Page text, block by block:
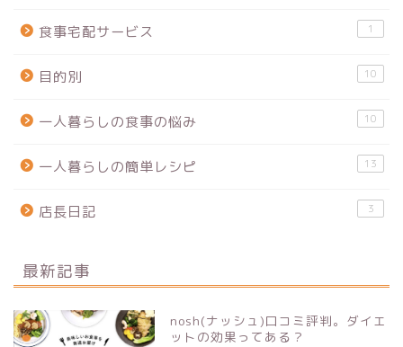
食事宅配サービス 1
目的別 10
一人暮らしの食事の悩み 10
一人暮らしの簡単レシピ 13
店長日記 3
最新記事
nosh(ナッシュ)口コミ評判。ダイエ
ットの効果ってある？